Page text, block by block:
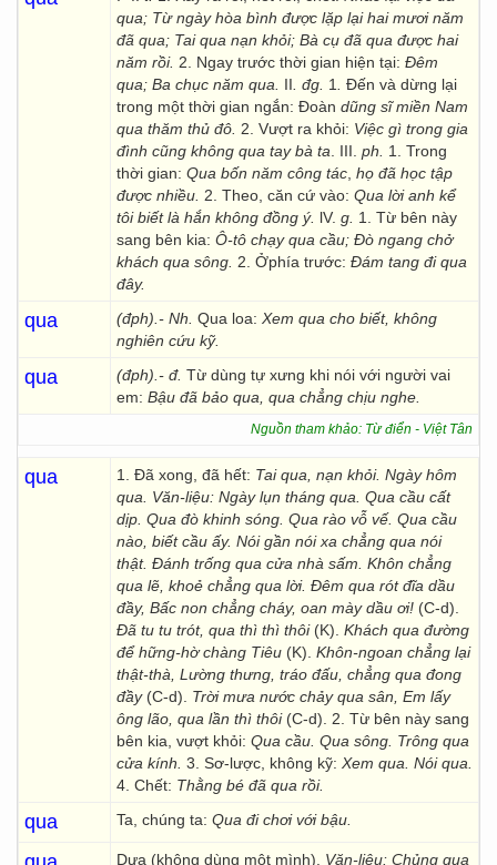
qua; Từ ngày hòa bình được lặp lại hai mươi năm
đã qua; Tai qua nạn khỏi; Bà cụ đã qua được hai
năm rồi. 2. Ngay trước thời gian hiện tại: Đêm
qua; Ba chục năm qua. II . đg. 1
Đến và dừng lại
trong một thời gian ngắn: Đoàn dũng sĩ miền Nam
qua thăm thủ đô. 2. Vượt ra khỏi: Việc gì trong gia
đình cũng không qua tay bà ta . III. ph. 1. Trong
thời gian: Qua bốn năm công tác họ đã học tập
được nhiều. 2. Theo, căn cứ vào: Qua lời anh kể
tôi biết là hắn không đồng ý. lV. g. 1. Từ bên này
sang bên kia: Ô-tô chạy qua cầu; Đò ngang chở
khách qua sông. 2. Ởphía trước: Đám tang đi qua
đây.
qua (đph).- Nh. Qua loa: Xem qua cho biết, không
nghiên cứu kỹ.
qua (đph).- đ. Từ dùng tự xưng khi nói với người vai
em: Bậu đã bảo qua, qua chẳng chịu nghe.
Nguồn tham khảo: Từ điển - Việt Tân
qua 1. Đã xong, đã hết: Tai qua, nạn khỏi. Ngày hôm
qua. Văn-liệu: Ngày lụn tháng qua. Qua cầu cất
dịp. Qua đò khinh sóng. Qua rào vỗ vế. Qua cầu
nào, biết cầu ấy. Nói gần nói xa chẳng qua nói
thật. Đánh trống qua cửa nhà sấm. Khôn chẳng
qua lẽ, khoẻ chẳng qua lời. Đêm qua rót đĩa dầu
đầy, Bấc non chẳng cháy, oan mày dầu ơi! (C-d).
Đã tu tu trót, qua thì thì thôi(K). Khách qua đường
để hững-hờ chàng Tiêu (K). Khôn-ngoan chẳng lại
thật-thà, Lường thưng, tráo đấu, chẳng qua đong
đầy(C-d).
Trời mưa nước chảy qua sân, Em lấy
ông lão, qua lần thì thôi(C-d). 2. Từ bên này sang
bên kia, vượt khỏi: Qua cầu. Qua sông. Trông qua
cửa kính. 3. Sơ-lược, không kỹ: Xem qua. Nói qua.
4. Chết: Thằng bé đã qua rồi.
qua Ta, chúng ta: Qua đi chơi với bậu.
Dưa (không dùng một mình). Văn-liệu: Chủng qua